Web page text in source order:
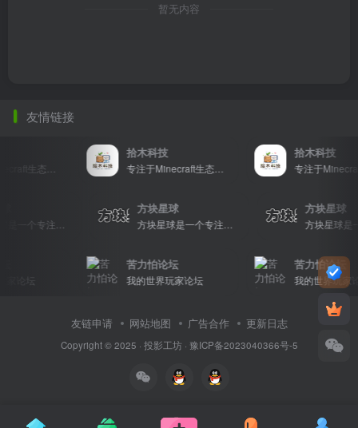
暂无内容
友情链接
专注于Minecraft生态建设
拾木科技
专注于Minecraft生态建设
拾木科技
方块星球是一个专注于我的世界的中文论坛，提供丰富的资源分享、玩家交流和创意展示，包括地图、皮肤、数据包等内容，打造Minecraft玩家的专属社区乐园！
方块星球
方块星球是一个专注于我的世界的中文论坛，提供丰富的资源分享、玩家交流和创意展示，包括地图、皮肤、数据包等内容，打造Minecraft玩家的专属社区乐园！
方块星球
苦力怕论坛
我的世界玩家论坛
苦力怕论坛
我的世界玩家
友链申请 网站地图 广告合作 更新日志
Copyright © 2025 · 投影工坊· 豫ICP备2023040366号-5